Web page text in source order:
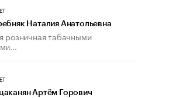
Наталия Анатольевна
розничная табачными
Артём Горович